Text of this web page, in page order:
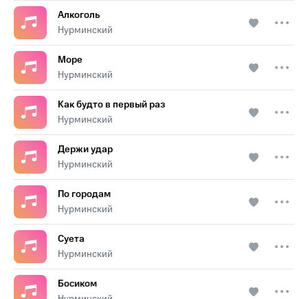
Алкоголь
Нурминский
Море
Нурминский
Как будто в первый раз
Нурминский
Держи удар
Нурминский
По городам
Нурминский
Суета
Нурминский
Босиком